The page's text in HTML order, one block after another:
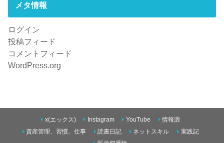
メタ情報
ログイン
投稿フィード
コメントフィード
WordPress.org
x(エックス) Instagram YouTube
情報源
資産管理、習慣、仕事
読書日記 ネットスキル
実践記